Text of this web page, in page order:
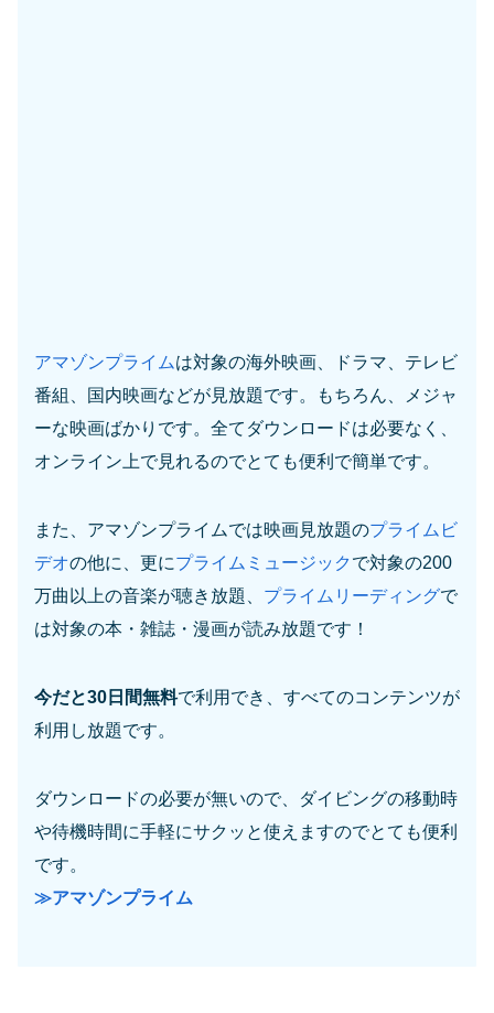
アマゾンプライムは対象の海外映画、ドラマ、テレビ
番組、国内映画などが見放題です。もちろん、メジャ
ーな映画ばかりです。全てダウンロードは必要なく、
オンライン上で見れるのでとても便利で簡単です。
また、アマゾンプライムでは映画見放題のプライムビ
デオの他に、更にプライムミュージック で対象の200
万曲以上の音楽が聴き放題、 プライムリーディングで
は対象の本・雑誌・漫画が読み放題です！
今だと30日間無料で利用でき、すべてのコンテンツが
利用し放題です。
ダウンロードの必要が無いので、ダイビングの移動時
や待機時間に手軽にサクッと使えますのでとても便利
です。
≫アマゾンプライム